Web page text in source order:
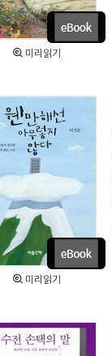
미리읽기
미리읽기